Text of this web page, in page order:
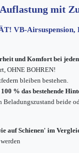
mit
VB-Airsuspension,
und Komfort bei
OHNE BOHREN!
bleiben bestehen.
% das bestehende
beide
auf Schienen' im
werden